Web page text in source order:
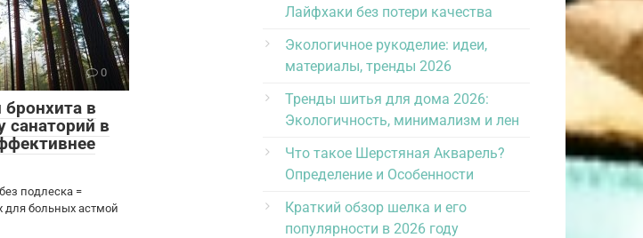
0
в
санаторий в
подлеска =
для больных астмой
Лайфхаки без потери качества
Экологичное рукоделие: идеи,
материалы, тренды 2026
Тренды шитья для дома 2026:
Экологичность, минимализм и лен
Что такое Шерстяная Акварель?
Определение и Особенности
Краткий обзор шелка и его
популярности в 2026 году